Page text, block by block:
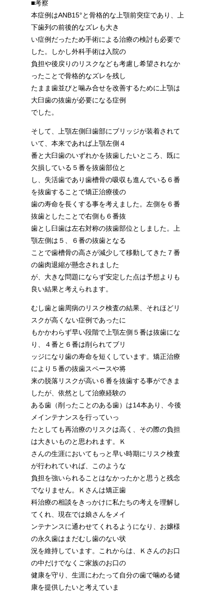
■考察
本症例はANB15°と骨格的な上顎前突症であり、上
下歯列の前後的なズレも大き
い症例だったため手術による治療の検討も必要で
した。しかし外科手術は入院の
負担や後戻りのリスクなども考慮し希望されなか
ったことで骨格的なズレを残し
たまま歯並びと噛み合せを改善するために上顎は
大臼歯の抜歯が必要になる症例
でした。
そして、上顎左側臼歯部にブリッジが装着されて
いて、本来であれば上顎左側４
番と大臼歯のいずれかを抜歯したいところ、既に
欠損している５番を抜歯部位と
し、失活歯であり歯槽骨の吸収も進んでいる６番
を抜歯することで矯正治療後の
歯の寿命を長くする事を考えました。左側を６番
抜歯としたことで右側も６番抜
歯とし臼歯は左右対称の抜歯部位としました。上
顎左側は５、６番の抜歯となる
ことで歯槽骨の高さが減少して移動してきた７番
の歯肉退縮が懸念されました
が、大きな問題にならず安定した点は予想よりも
良い結果と考えられます。
むし歯と歯周病のリスク検査の結果、それほどリ
スクが高くない症例であったに
もかかわらず早い段階で上顎左側５番は抜歯にな
り、４番と６番は削られてブリ
ッジになり歯の寿命を短くしています。矯正治療
により５番の抜歯スペースや将
来の脱落リスクが高い６番を抜歯する事ができま
したが、依然として治療経験の
ある歯（削ったことのある歯）は14本あり、今後
メインテナンスを行っていっ
たとしても再治療のリスクは高く、その際の負担
は大きいものと思われます。Ｋ
さんの生涯においてもっと早い時期にリスク検査
が行われていれば、このような
負担を強いられることはなかったかと思うと残念
でなりません。Ｋさんは矯正歯
科治療の相談をきっかけに私たちの考えを理解し
てくれ、現在では娘さんをメイ
ンテナンスに通わせてくれるようになり、お嬢様
の永久歯はまだむし歯のない状
況を維持しています。これからは、Ｋさんのお口
の中だけでなくご家族のお口の
健康を守り、生涯にわたって自分の歯で噛める健
康を提供したいと考えていま